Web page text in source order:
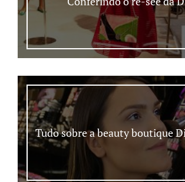
Tudo sobre a beauty boutique